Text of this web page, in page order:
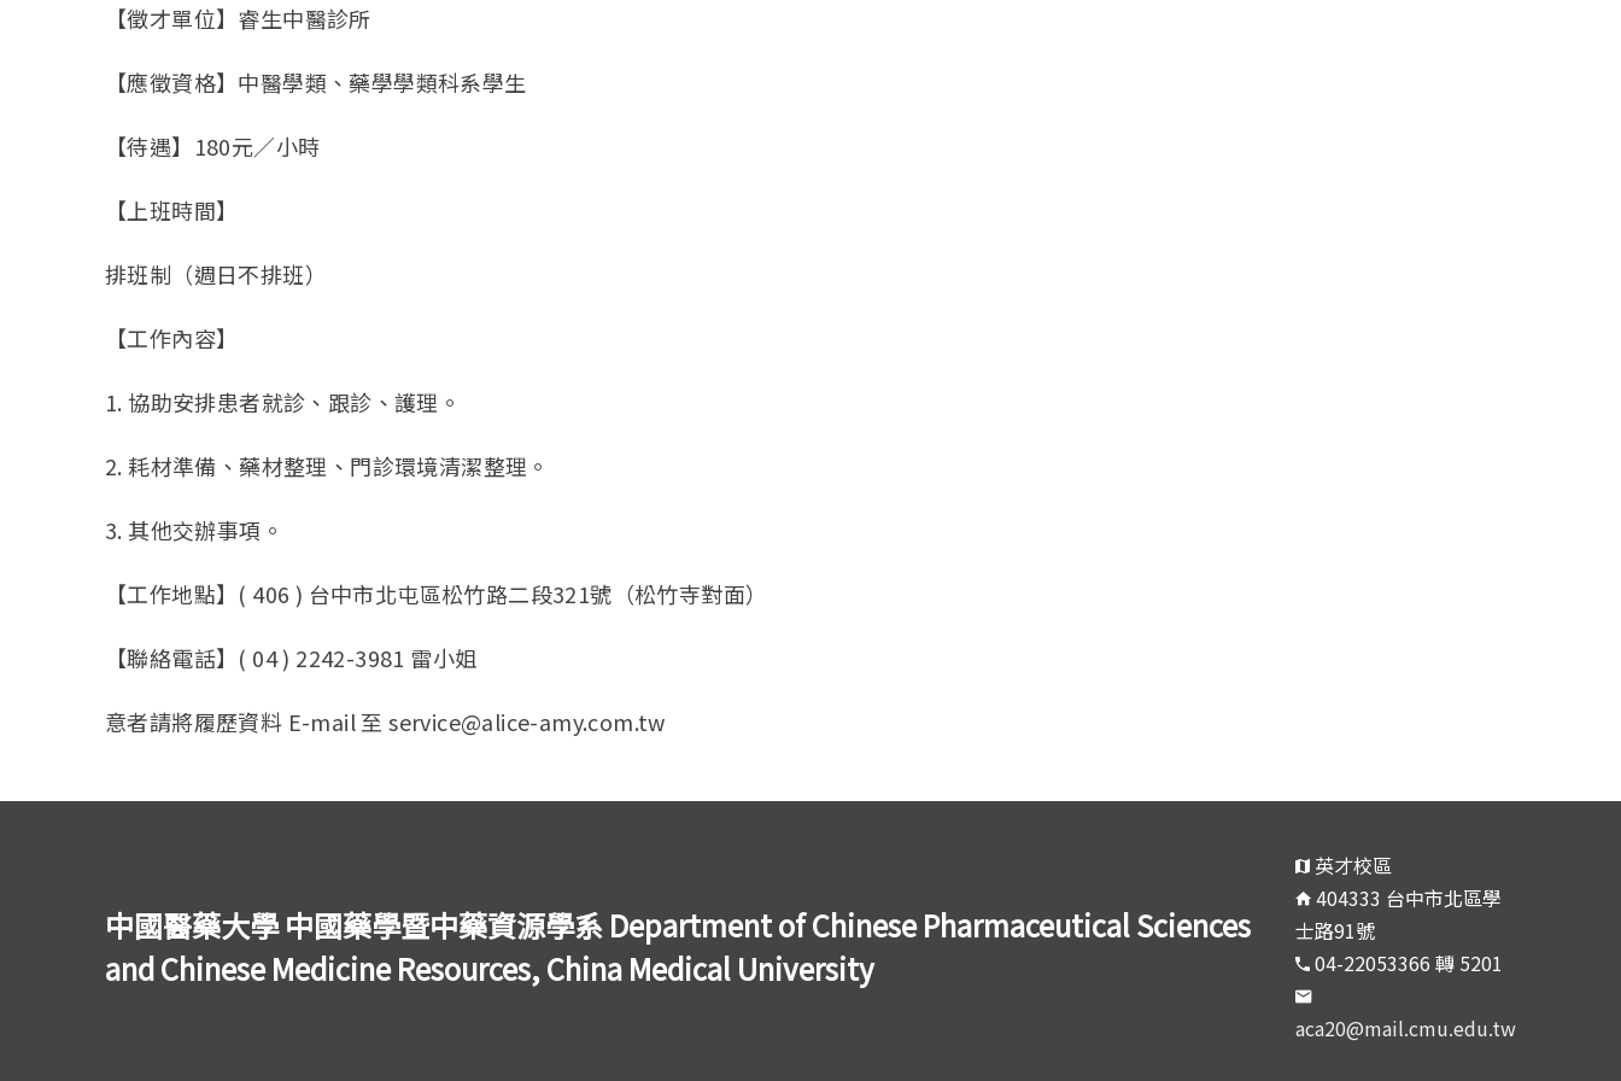
【徵才單位】睿生中醫診所
【應徵資格】中醫學類、藥學學類科系學生
【待遇】180元／小時
【上班時間】
排班制（週日不排班）
【工作內容】
1. 協助安排患者就診、跟診、護理。
2. 耗材準備、藥材整理、門診環境清潔整理。
3. 其他交辦事項。
【工作地點】( 406 ) 台中市北屯區松竹路二段321號（松竹寺對面）
【聯絡電話】( 04 ) 2242-3981 雷小姐
意者請將履歷資料 E-mail 至 service@alice-amy.com.tw
中國醫藥大學 中國藥學暨中藥資源學系 Department of Chinese Pharmaceutical Sciences
and Chinese Medicine Resources, China Medical University
英才校區
404333 台中市北區學
士路91號
04-22053366 轉 5201
aca20@mail.cmu.edu.tw